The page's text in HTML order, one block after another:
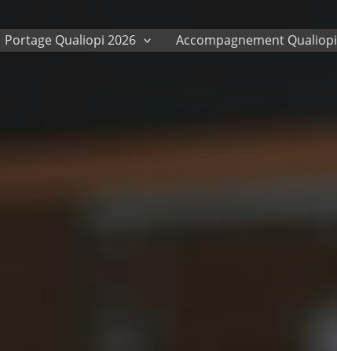
Portage Qualiopi 2026 Accompagnement Qualiopi